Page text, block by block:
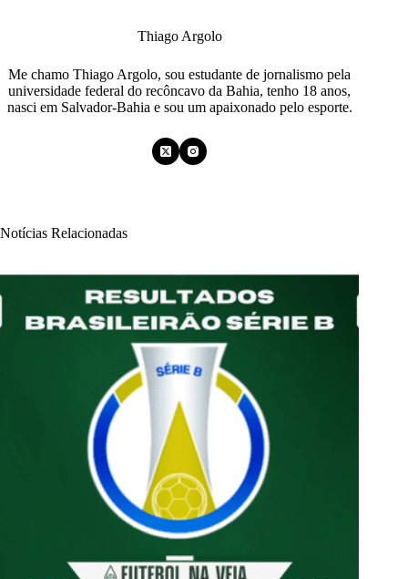
Thiago Argolo
Me chamo Thiago Argolo, sou estudante de jornalismo pela
universidade federal do recôncavo da Bahia, tenho 18 anos,
nasci em Salvador-Bahia e sou um apaixonado pelo esporte.
Notícias Relacionadas